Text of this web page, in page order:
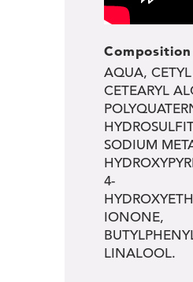
Composition
AQUA,
CETEARYL
SODIUM
4-
IONONE,
LINALOOL.